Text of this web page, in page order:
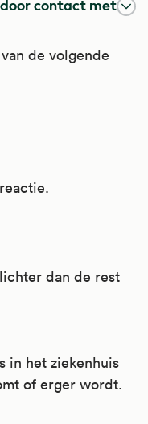
contact met
de volgende
dan de rest
in het ziekenhuis
of erger wordt.